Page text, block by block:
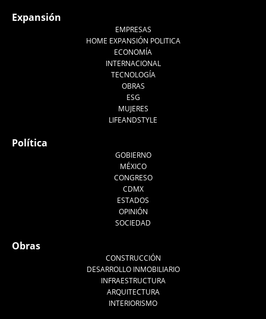
Expansión
EMPRESAS
HOME EXPANSIÓN POLITICA
ECONOMÍA
INTERNACIONAL
TECNOLOGÍA
OBRAS
ESG
MUJERES
LIFEANDSTYLE
Política
GOBIERNO
MÉXICO
CONGRESO
CDMX
ESTADOS
OPINIÓN
SOCIEDAD
Obras
CONSTRUCCIÓN
DESARROLLO INMOBILIARIO
INFRAESTRUCTURA
ARQUITECTURA
INTERIORISMO